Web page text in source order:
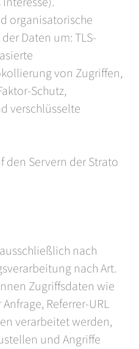
organisatorische
Daten um: TLS-
von Zugriffen,
Schutz,
verschlüsselte
den Servern der Strato
nach
nach Art.
Zugriffsdaten wie
Referrer-URL
verarbeitet werden,
und Angriffe